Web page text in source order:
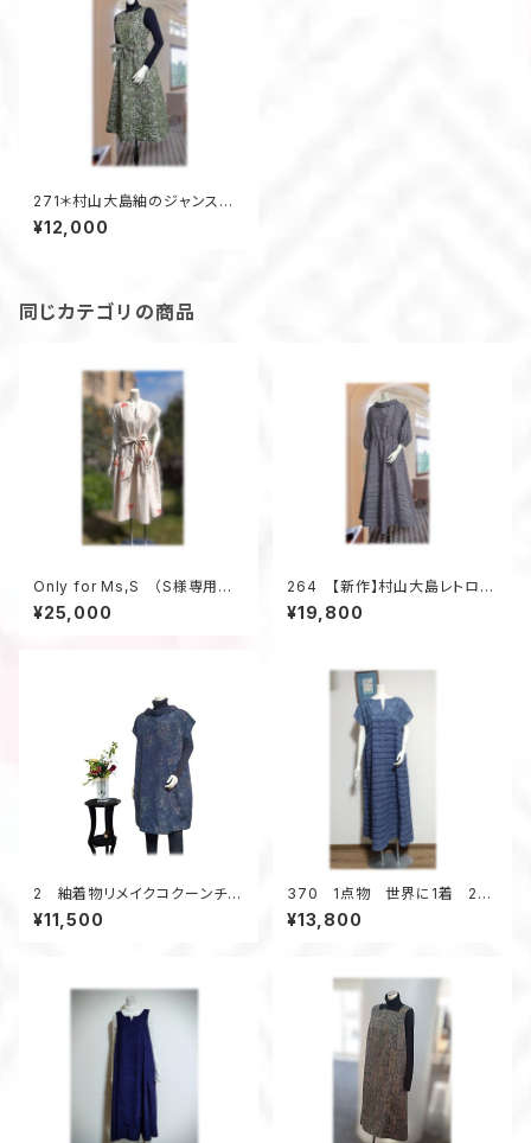
271＊村山大島紬のジャンスカ
にもなるAラインワンピース（抹
茶色／昭和レトロ柄）
¥12,000
同じカテゴリの商品
Only for Ms,S （S様専用ペ
ージの為、他のお客様はお買い
求め頂けません）
¥25,000
264 【新作】村山大島レトロな
衿のワンピース（紫・小花柄）
¥19,800
2 紬着物リメイクコクーンチュ
ニック（紺メランジ調／花柄）
¥11,500
370 1点物 世界に1着 2種
類の浴衣地リメイク 着ると可
愛い 幾何学柄 テントライン
¥13,800